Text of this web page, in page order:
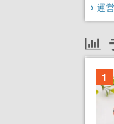
運
1